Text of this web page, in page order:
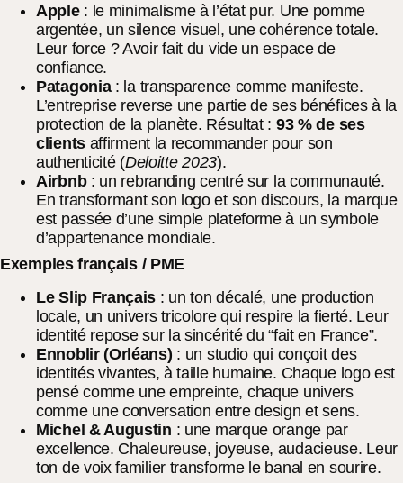
Apple: le minimalisme à l’état pur. Une pomme
argentée, un silence visuel, une cohérence totale.
Leur force ? Avoir fait du vide un espace de
confiance.
Patagonia: la transparence comme manifeste.
L’entreprise reverse une partie de ses bénéfices à la
protection de la planète. Résultat : 93 % de ses
clientsaffirment la recommander pour son
authenticité (Deloitte 2023).
Airbnb: un rebranding centré sur la communauté.
En transformant son logo et son discours, la marque
est passée d’une simple plateforme à un symbole
d’appartenance mondiale.
Exemples français / PME
Le Slip Français : un ton décalé, une production
locale, un univers tricolore qui respire la fierté. Leur
identité repose sur la sincérité du “fait en France”.
Ennoblir (Orléans) : un studio qui conçoit des
identités vivantes, à taille humaine. Chaque logo est
pensé comme une empreinte, chaque univers
comme une conversation entre design et sens.
Michel & Augustin : une marque orange par
excellence. Chaleureuse, joyeuse, audacieuse. Leur
ton de voix familier transforme le banal en sourire.